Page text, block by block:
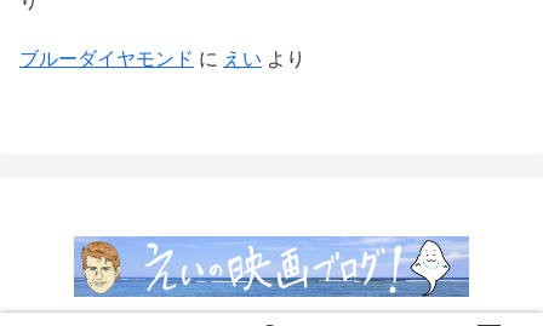
ブルーダイヤモンド に えい より
Copyright © 2018-2026 えいの映画ぶろぐ！ All Rights Reserved.